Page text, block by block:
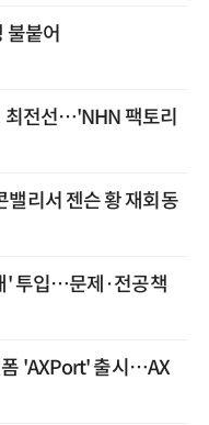
불붙어
최전선…'NHN 팩토리
밸리서 젠슨 황 재회동
' 투입…문제·전공책
'AXPort' 출시…AX